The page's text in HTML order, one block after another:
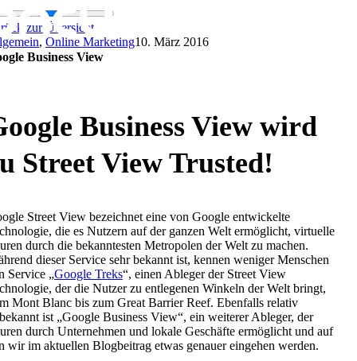
Zum
Inhalt
springen
zur Übersicht
, Online Marketing10. März 2016
Business View
Business View wird
Street View Trusted!
Street View bezeichnet eine von Google entwickelte
die es Nutzern auf der ganzen Welt ermöglicht, virtuelle
durch die bekanntesten Metropolen der Welt zu machen.
dieser Service sehr bekannt ist, kennen weniger Menschen
Service „Google Treks“, einen Ableger der Street View
der die Nutzer zu entlegenen Winkeln der Welt bringt,
Mont Blanc bis zum Great Barrier Reef. Ebenfalls relativ
ist „Google Business View“, ein weiterer Ableger, der
durch Unternehmen und lokale Geschäfte ermöglicht und auf
wir im aktuellen Blogbeitrag etwas genauer eingehen werden.